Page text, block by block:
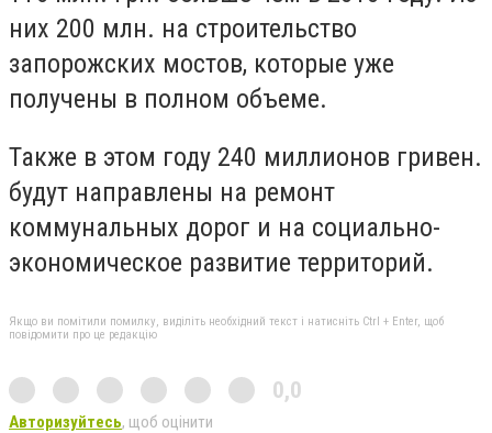
них 200 млн. на строительство
запорожских мостов, которые уже
получены в полном объеме.
Также в этом году 240 миллионов гривен.
будут направлены на ремонт
коммунальных дорог и на социально-
экономическое развитие территорий.
Якщо ви помітили помилку, виділіть необхідний текст і натисніть Ctrl + Enter, щоб
повідомити про це редакцію
0,0
Авторизуйтесь, щоб оцінити